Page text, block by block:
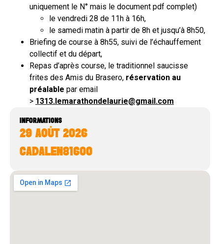
uniquement le N° mais le document pdf complet)
le vendredi 28 de 11h à 16h,
le samedi matin à partir de 8h et jusqu’à 8h50,
Briefing de course à 8h55, suivi de l’échauffement
collectif et du départ,
Repas d’après course, le traditionnel saucisse
frites des Amis du Brasero, réservation au
préalable par email
> 1313.lemarathondelaurie@gmail.com
INFORMATIONS
29 AOÛT 2026
CADALEN81600